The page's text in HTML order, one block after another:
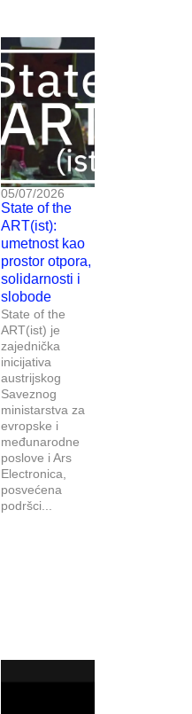
05/07/2026
State of the
ART(ist):
umetnost kao
prostor otpora,
solidarnosti i
slobode
State of the
ART(ist) je
zajednička
inicijativa
austrijskog
Saveznog
ministarstva za
evropske i
međunarodne
poslove i Ars
Electronica,
posvećena
podršci...